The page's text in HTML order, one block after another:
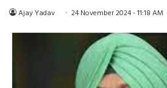
Ajay Yadav 24 November 2024 - 11:18 AM